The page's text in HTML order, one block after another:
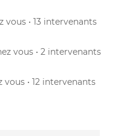
vous • 13 intervenants
vous • 2 intervenants
vous • 12 intervenants